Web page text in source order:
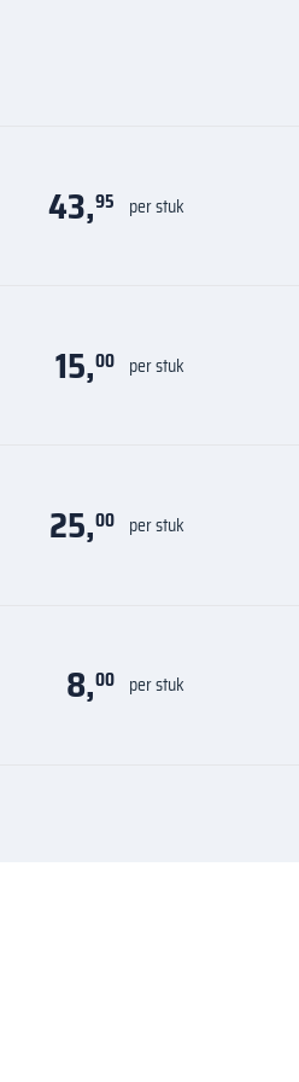
43,95 per stuk
15,00 per stuk
25,00 per stuk
8,00 per stuk